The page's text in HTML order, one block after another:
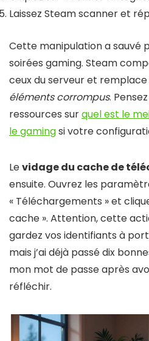
Laissez Steam scanner et
Cette manipulation a sauvé
soirées gaming. Steam
ceux du serveur et
éléments corrompus.
ressources surquel est le
le gamingsi votre
Levidage du cache de
ensuite. Ouvrez les
« Téléchargements » et
cache ». Attention, cette
gardez vos identifiants à
mais j’ai déjà passé dix
mon mot de passe après
réfléchir.